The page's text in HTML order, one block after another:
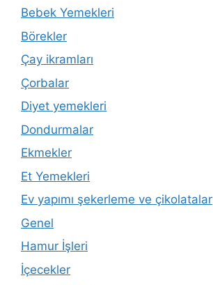
Bebek Yemekleri
Börekler
Çay ikramları
Çorbalar
Diyet yemekleri
Dondurmalar
Ekmekler
Et Yemekleri
Ev yapımı şekerleme ve çikolatalar
Genel
Hamur İşleri
İçecekler